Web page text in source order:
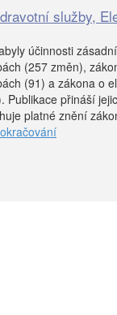
služby,
účinnosti
(257 změn),
(91) a zákona o
Publikace přináší
platné znění